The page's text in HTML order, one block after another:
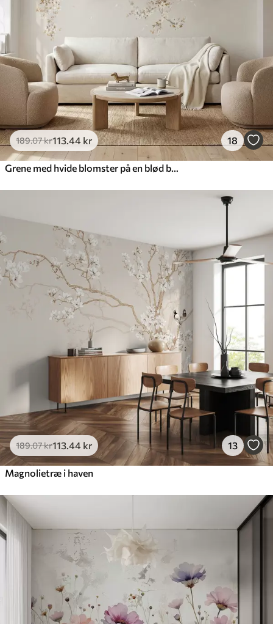
189.07kr113.44 kr 18
Grene med hvide blomster på en blød beige baggrund
189.07kr113.44 kr 13
Magnolietræ i haven